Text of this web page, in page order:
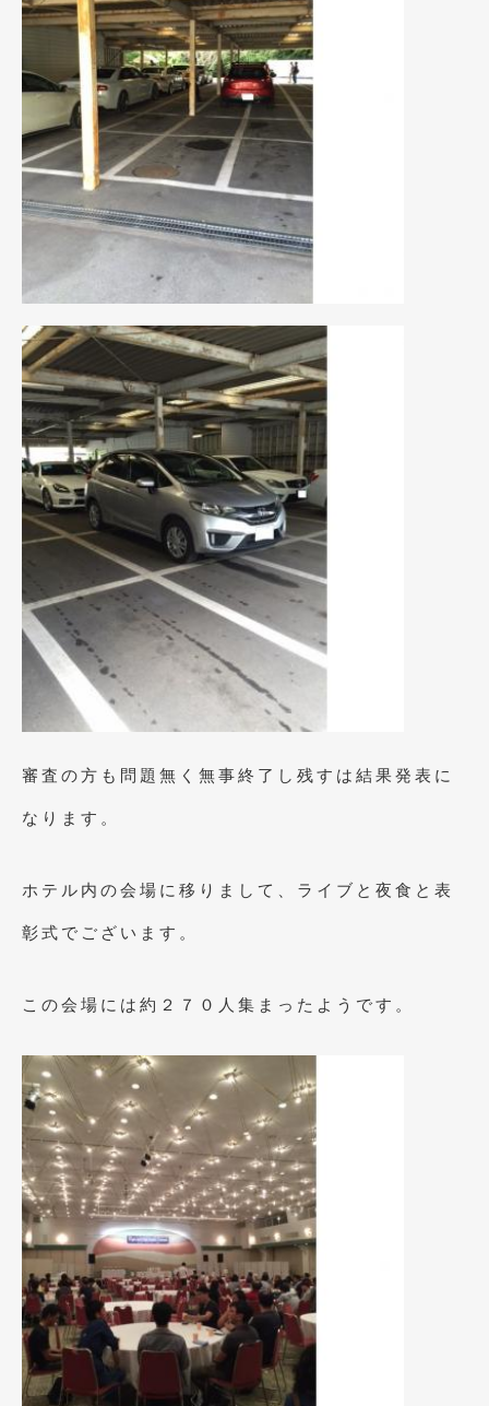
2018年4月(2)
2018年3月(4)
2018年2月(8)
2018年1月(3)
2017年12月(5)
2017年11月(4)
2017年10月 (5)
2017年9月(5)
2017年8月(6)
2017年7月(2)
2017年6月 (4)
2017年5月(5)
2017年4月 (1)
2017年3月(2)
2017年2月 (5)
2017年1月 (12)
2016年12月 (13)
2016年11月(10)
2016年10月 (3)
2016年9月
2016年5月
2016年2月
2016年1月 (4)
2015年12月 (2)
2015年11月(5)
2015年10月(7)
2015年9月(4)
2015年8月(3)
2015年7月 (5)
審査の方も問題無く無事終了し残すは結果発表に
なります。
ホテル内の会場に移りまして、ライブと夜食と表
彰式でございます。
この会場には約２７０人集まったようです。